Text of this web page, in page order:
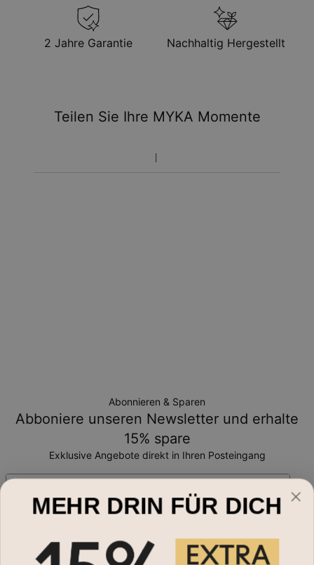
2 Jahre Garantie Nachhaltig Hergestellt
Teilen Sie Ihre MYKA Momente
Abonnieren & Sparen
Abboniere unseren Newsletter und erhalte
15% spare
Exklusive Angebote direkt in Ihren Posteingang
MEHR DRIN FÜR DICH